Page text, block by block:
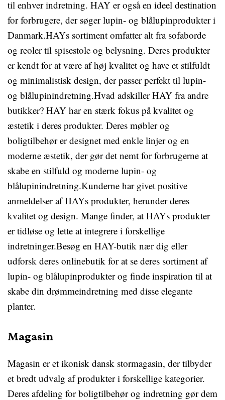
til enhver indretning. HAY er også en ideel destination
for forbrugere, der søger lupin- og blålupinprodukter i
Danmark.HAYs sortiment omfatter alt fra sofaborde
og reoler til spisestole og belysning. Deres produkter
er kendt for at være af høj kvalitet og have et stilfuldt
og minimalistisk design, der passer perfekt til lupin-
og blålupinindretning.Hvad adskiller HAY fra andre
butikker? HAY har en stærk fokus på kvalitet og
æstetik i deres produkter. Deres møbler og
boligtilbehør er designet med enkle linjer og en
moderne æstetik, der gør det nemt for forbrugerne at
skabe en stilfuld og moderne lupin- og
blålupinindretning.Kunderne har givet positive
anmeldelser af HAYs produkter, herunder deres
kvalitet og design. Mange finder, at HAYs produkter
er tidløse og lette at integrere i forskellige
indretninger.Besøg en HAY-butik nær dig eller
udforsk deres onlinebutik for at se deres sortiment af
lupin- og blålupinprodukter og finde inspiration til at
skabe din drømmeindretning med disse elegante
planter.
Magasin
Magasin er et ikonisk dansk stormagasin, der tilbyder
et bredt udvalg af produkter i forskellige kategorier.
Deres afdeling for boligtilbehør og indretning gør dem